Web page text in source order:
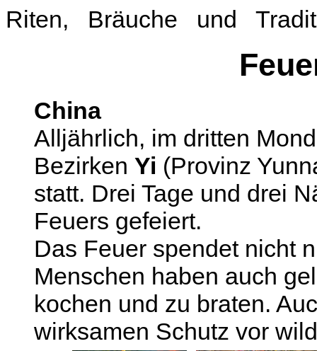
Riten, Bräuche und
China
Alljährlich, im dritten
Bezirken Yi (Provinz
statt. Drei Tage und drei
Feuers gefeiert.
Das Feuer spendet nicht
Menschen haben auch
kochen und zu braten.
wirksamen Schutz vor